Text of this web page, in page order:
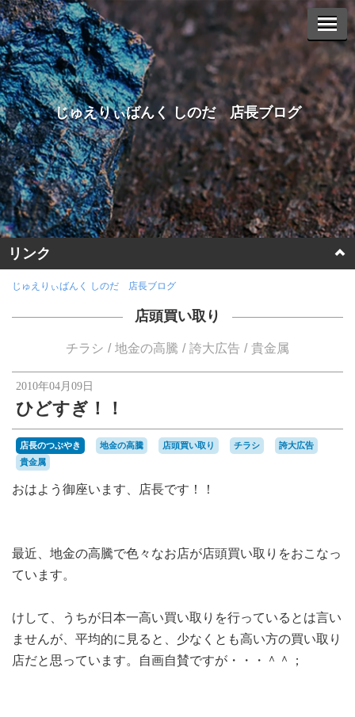
じゅえりぃばんく しのだ 店長ブログ
リンク
ホームページに戻る
ヤフーオークションへ
楽天オークションへ
じゅえりぃばんく しのだ 店長ブログ
店頭買い取り
チラシ 地金の高騰 誇大広告 貴金属
2010年04月09日
ひどすぎ！！
店長のつぶやき 地金の高騰 店頭買い取り チラシ
誇大広告
貴金属
おはよう御座います、店長です！！
最近、地金の高騰で色々なお店が店頭買い取りをおこなっ
ています。
けして、うちが日本一高い買い取りを行っているとは言い
ませんが、平均的に見ると、少なくとも高い方の買い取り
店だと思っています。自画自賛ですが・・・＾＾；